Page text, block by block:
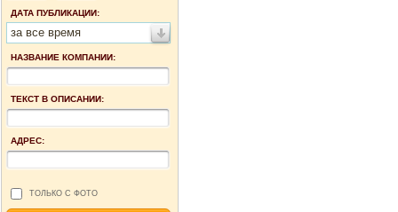
ДАТА ПУБЛИКАЦИИ:
за все время
НАЗВАНИЕ КОМПАНИИ:
ТЕКСТ В ОПИСАНИИ:
АДРЕС:
ТОЛЬКО С ФОТО